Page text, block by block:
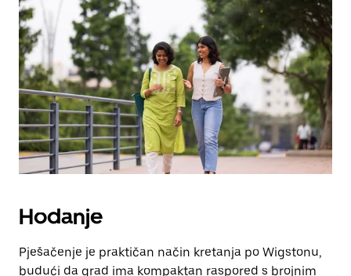
datum.
Pritisni
tipku
escape
za
zatvaranje
kalendara.
Hodanje
Pješačenje je praktičan način kretanja po Wigstonu,
budući da grad ima kompaktan raspored s brojnim